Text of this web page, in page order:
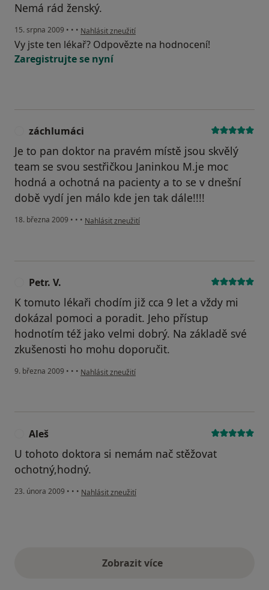
Nemá rád ženský.
15. srpna 2009 • • • podle názoru uživatele Beruška
Nahlásit zneužití
Vy jste ten lékař? Odpovězte na hodnocení!
Zaregistrujte se nyní
záchlumáci
Je to pan doktor na pravém místě jsou skvělý
team se svou sestřičkou Janinkou M.je moc
hodná a ochotná na pacienty a to se v dnešní
době vydí jen málo kde jen tak dále!!!!
18. března 2009 • • • podle názoru uživatele záchlumáci
Nahlásit zneužití
Petr. V.
K tomuto lékaři chodím již cca 9 let a vždy mi
dokázal pomoci a poradit. Jeho přístup
hodnotím též jako velmi dobrý. Na základě své
zkušenosti ho mohu doporučit.
9. března 2009 • • • podle názoru uživatele Petr. V.
Nahlásit zneužití
Aleš
U tohoto doktora si nemám nač stěžovat
ochotný,hodný.
23. února 2009 • • • podle názoru uživatele Aleš
Nahlásit zneužití
Zobrazit vícevýše uvedené názory